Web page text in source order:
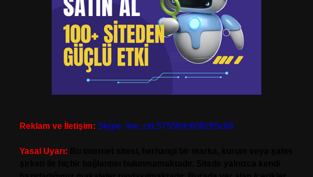
Reklam ve İletişim: Skype: live:.cid.575569c608265c69
Yasal Uyarı: